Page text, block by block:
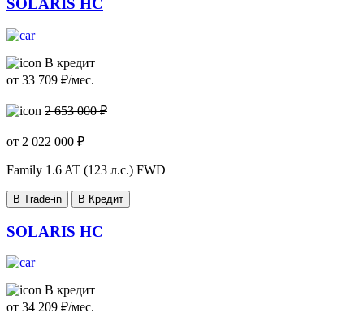
SOLARIS HC
В кредит
от 33 709 ₽/мес.
2 653 000 ₽
от 2 022 000 ₽
Family 1.6 AT (123 л.с.) FWD
В Trade-in В Кредит
SOLARIS HC
В кредит
от 34 209 ₽/мес.